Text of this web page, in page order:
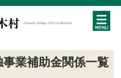
業補助金関係一覧